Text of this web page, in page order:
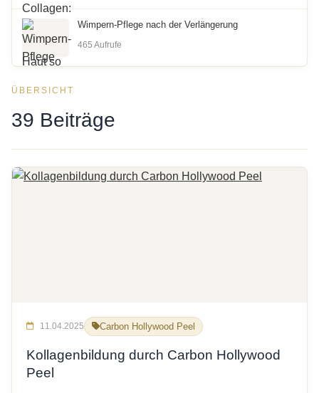
Wimpern-Pflege nach der Verlängerung
465 Aufrufe
ÜBERSICHT
39 Beiträge
11.04.2025 Carbon Hollywood Peel
Kollagenbildung durch Carbon Hollywood
Peel